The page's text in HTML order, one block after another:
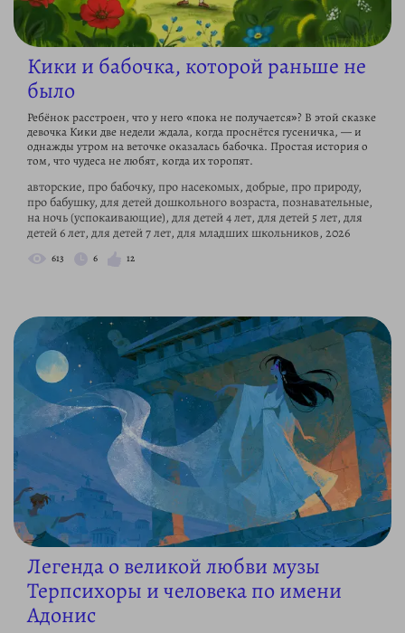
Кики и бабочка, которой раньше не
было
Ребёнок расстроен, что у него «пока не получается»? В этой сказке
девочка Кики две недели ждала, когда проснётся гусеничка, — и
однажды утром на веточке оказалась бабочка. Простая история о
том, что чудеса не любят, когда их торопят.
авторские, про бабочку, про насекомых, добрые, про природу,
про бабушку, для детей дошкольного возраста, познавательные,
на ночь (успокаивающие), для детей 4 лет, для детей 5 лет, для
детей 6 лет, для детей 7 лет, для младших школьников, 2026
613 6 12
Легенда о великой любви музы
Терпсихоры и человека по имени
Адонис